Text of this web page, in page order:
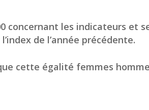
concernant les indicateurs et
de l’année précédente.
cette égalité femmes